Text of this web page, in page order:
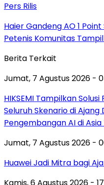
Pers Rilis
Haier Gandeng AO 1
Petenis Komunitas
Berita Terkait
Jumat, 7 Agustus 2026 -
HIKSEMI Tampilkan
Seluruh Skenario di Ajang
Pengembangan AI di
Jumat, 7 Agustus 2026 -
Huawei Jadi Mitra bagi